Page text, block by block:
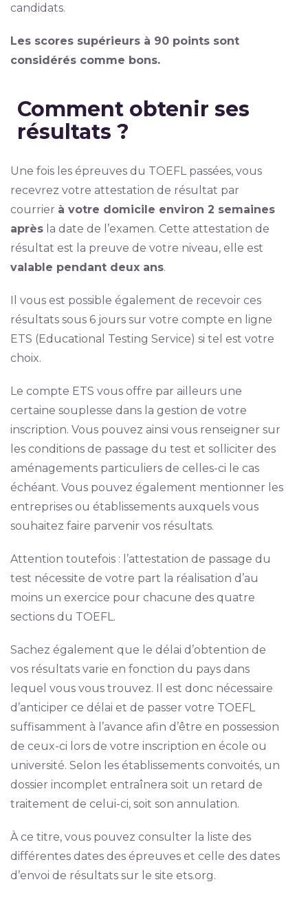
candidats.
Les scores supérieurs à 90 points sont
considérés comme bons.
Comment obtenir ses
résultats ?
Une fois les épreuves du TOEFL passées, vous
recevrez votre attestation de résultat par
courrier à votre domicile environ 2 semaines
aprèsla date de l’examen. Cette attestation de
résultat est la preuve de votre niveau, elle est
valable pendant deux ans.
Il vous est possible également de recevoir ces
résultats sous 6 jours sur votre compte en ligne
ETS (Educational Testing Service) si tel est votre
choix.
Le compte ETS vous offre par ailleurs une
certaine souplesse dans la gestion de votre
inscription. Vous pouvez ainsi vous renseigner sur
les conditions de passage du test et solliciter des
aménagements particuliers de celles-ci le cas
échéant. Vous pouvez également mentionner les
entreprises ou établissements auxquels vous
souhaitez faire parvenir vos résultats.
Attention toutefois : l’attestation de passage du
test nécessite de votre part la réalisation d’au
moins un exercice pour chacune des quatre
sections du TOEFL.
Sachez également que le délai d’obtention de
vos résultats varie en fonction du pays dans
lequel vous vous trouvez. Il est donc nécessaire
d’anticiper ce délai et de passer votre TOEFL
suffisamment à l’avance afin d’être en possession
de ceux-ci lors de votre inscription en école ou
université. Selon les établissements convoités, un
dossier incomplet entraînera soit un retard de
traitement de celui-ci, soit son annulation.
À ce titre, vous pouvez consulter la liste des
différentes dates des épreuves et celle des dates
d’envoi de résultats sur le site ets.org.